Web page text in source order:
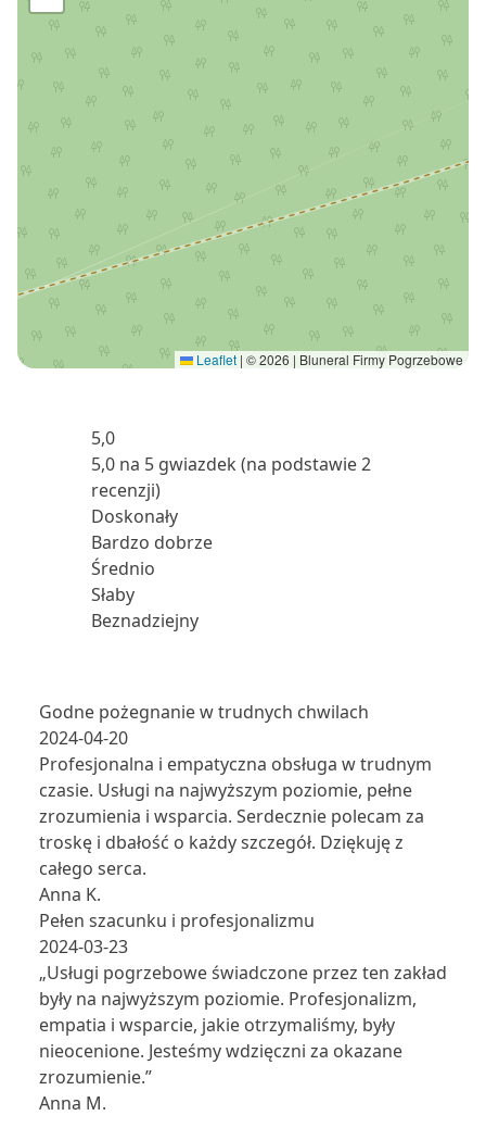
Leaflet | © 2026 | Bluneral Firmy Pogrzebowe
5,0
5,0 na 5 gwiazdek (na podstawie 2
recenzji)
Doskonały
Bardzo dobrze
Średnio
Słaby
Beznadziejny
Godne pożegnanie w trudnych chwilach
2024-04-20
Profesjonalna i empatyczna obsługa w trudnym
czasie. Usługi na najwyższym poziomie, pełne
zrozumienia i wsparcia. Serdecznie polecam za
troskę i dbałość o każdy szczegół. Dziękuję z
całego serca.
Anna K.
Pełen szacunku i profesjonalizmu
2024-03-23
„Usługi pogrzebowe świadczone przez ten zakład
były na najwyższym poziomie. Profesjonalizm,
empatia i wsparcie, jakie otrzymaliśmy, były
nieocenione. Jesteśmy wdzięczni za okazane
zrozumienie.”
Anna M.